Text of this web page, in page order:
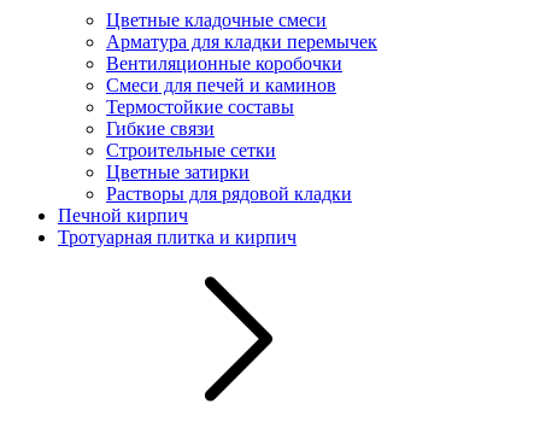
Цветные кладочные смеси
Арматура для кладки перемычек
Вентиляционные коробочки
Смеси для печей и каминов
Термостойкие составы
Гибкие связи
Строительные сетки
Цветные затирки
Растворы для рядовой кладки
Печной кирпич
Тротуарная плитка и кирпич